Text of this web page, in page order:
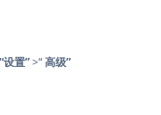
“设置”>“高级”